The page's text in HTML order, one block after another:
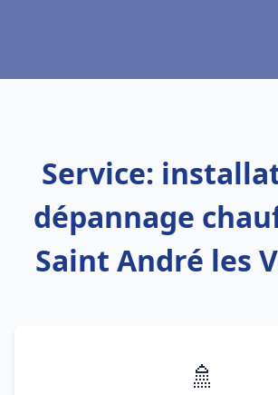
Service:
dépannage
Saint André les
🚿